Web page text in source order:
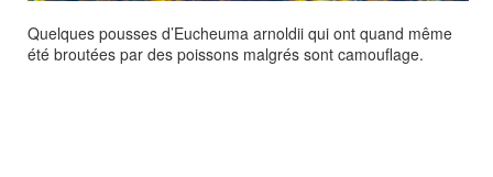
Quelques pousses d’Eucheuma arnoldii qui ont quand même
été broutées par des poissons malgrés sont camouflage.